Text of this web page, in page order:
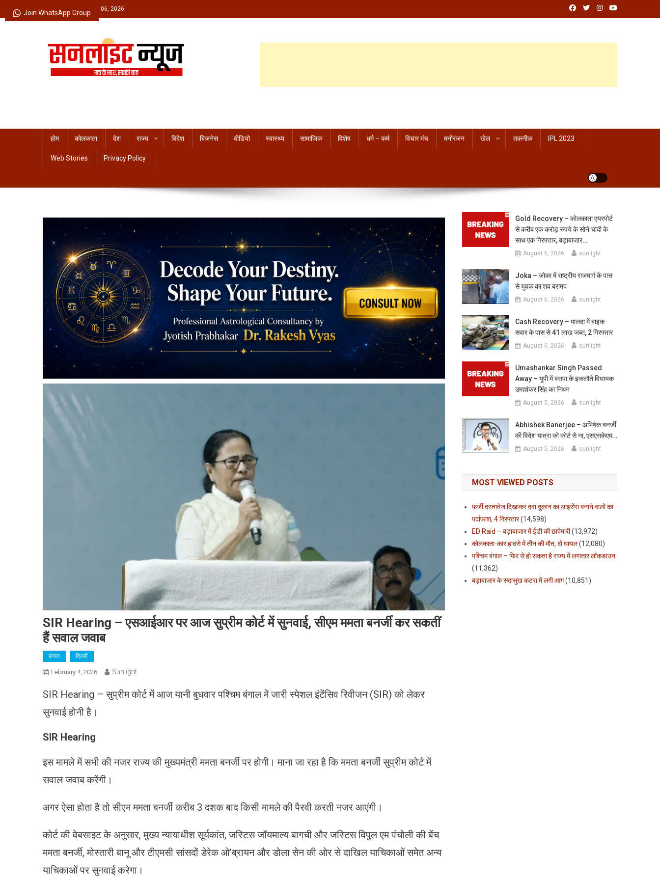
to
Thursday, August 06, 2026
होम कोलकाता देश राज्य विदेश बिजनेस वीडियो स्वास्थ्य सामाजिक विशेष धर्म – कर्म विचार मंच मनोरंजन खेल तकनीक IPL 2023
Web Stories Privacy Policy
SIR Hearing – एसआईआर पर आज सुप्रीम कोर्ट में सुनवाई, सीएम ममता बनर्जी कर सकतीं
हैं सवाल जवाब
बंगाल दिल्ली
February 4, 2026 Sunlight
SIR Hearing – सुप्रीम कोर्ट में आज यानी बुधवार पश्चिम बंगाल में जारी स्पेशल इंटेंसिव रिवीजन (SIR) को लेकर
सुनवाई होनी है।
SIR Hearing
इस मामले में सभी की नजर राज्य की मुख्यमंत्री ममता बनर्जी पर होगी। माना जा रहा है कि ममता बनर्जी सुप्रीम कोर्ट में
सवाल जवाब करेंगी।
अगर ऐसा होता है तो सीएम ममता बनर्जी करीब 3 दशक बाद किसी मामले की पैरवी करती नजर आएंगी।
कोर्ट की वेबसाइट के अनुसार, मुख्य न्यायाधीश सूर्यकांत, जस्टिस जॉयमाल्य बागची और जस्टिस विपुल एम पंचोली की बेंच
ममता बनर्जी, मोस्तारी बानू और टीएमसी सांसदों डेरेक ओ’ब्रायन और डोला सेन की ओर से दाखिल याचिकाओं समेत अन्य
याचिकाओं पर सुनवाई करेगा।
Gold Recovery – कोलकाता एयरपोर्ट
से करीब एक करोड़ रुपये के सोने चांदी के
साथ एक गिरफ़्तार, बड़ाबाजार…
August 6, 2026 sunlight
Joka – जोका में राष्ट्रीय राजमार्ग के पास
से युवक का शव बरामद
August 6, 2026 sunlight
Cash Recovery – मालदा में बाइक
सवार के पास से 41 लाख जब्त, 2 गिरफ्तार
August 6, 2026 sunlight
Umashankar Singh Passed
Away – यूपी में बसपा के इकलौते विधायक
उमाशंकर सिंह का निधन
August 5, 2026 sunlight
Abhishek Banerjee – अभिषेक बनर्जी
की विदेश यात्रा को कोर्ट से ना, एसएसकेएम…
August 5, 2026 sunlight
MOST VIEWED POSTS
फर्जी दस्तावेज दिखाकर दवा दुकान का लाइसेंस बनाने वालो का
पर्दाफाश, 4 गिरफ्तार(14,598)
ED Raid – बड़ाबाजार में ईडी की छापेमारी(13,972)
कोलकाता-कार हादसे में तीन की मौत, दो घायल(12,080)
पश्चिम बंगाल – फिर से हो सकता है राज्य में लगातार लॉकडाउन
(11,362)
बड़ाबाजार के सदासुख कटरा में लगी आग(10,851)
Join WhatsApp Group